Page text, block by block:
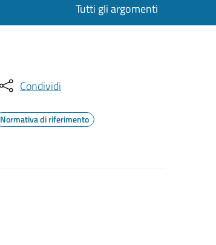
Tutti gli argomenti
Condividi
Normativa di riferimento